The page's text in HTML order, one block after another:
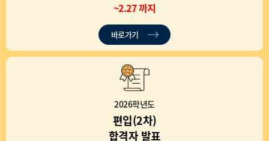
~2.27 까지
바로가기
2026학년도
편입(2차)
합격자 발표